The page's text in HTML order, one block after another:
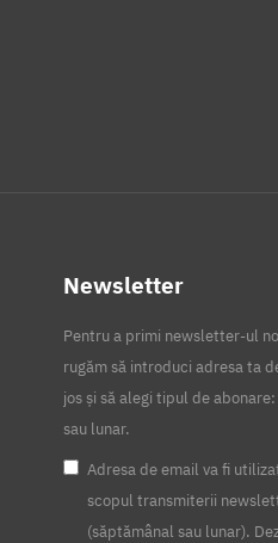
Newsletter
Pentru a primi newsletter-ul
rugăm să introduci adresa ta
jos și să alegi tipul de
sau lunar.
Adresa de email va fi
scopul transmiterii
(săptămânal sau lunar).